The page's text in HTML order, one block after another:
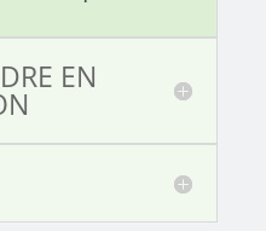
EN